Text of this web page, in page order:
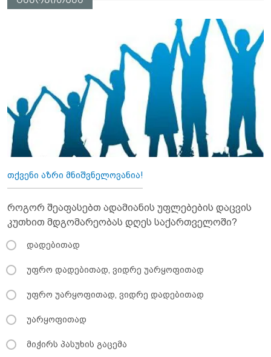
თქვენი აზრი მნიშვნელოვანია!
როგორ შეაფასებთ ადამიანის უფლებების დაცვის
კუთხით მდგომარეობას დღეს საქართველოში?
დადებითად
უფრო დადებითად, ვიდრე უარყოფითად
უფრო უარყოფითად, ვიდრე დადებითად
უარყოფითად
მიჭირს პასუხის გაცემა